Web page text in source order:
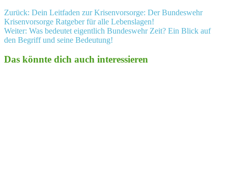
Beitragsnavigation
Zurück: Dein Leitfaden zur Krisenvorsorge: Der Bundeswehr
Krisenvorsorge Ratgeber für alle Lebenslagen!
Weiter: Was bedeutet eigentlich Bundeswehr Zeit? Ein Blick auf
den Begriff und seine Bedeutung!
Das könnte dich auch interessieren